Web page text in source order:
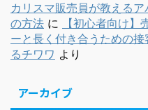
カリスマ販売員が教える
の方法 に
【初心者向け
ーと長く付き合うための
るチワワ より
アーカイブ